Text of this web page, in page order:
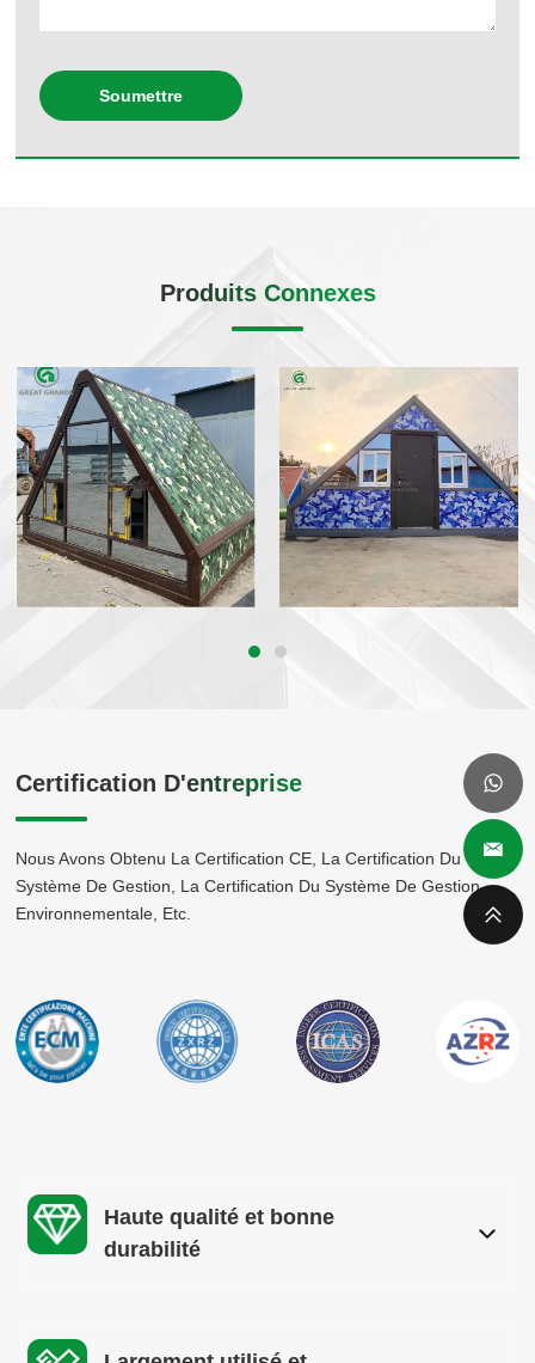
Soumettre
Produits Connexes
Certification D'entreprise
Nous Avons Obtenu La Certification CE, La Certification Du
Système De Gestion, La Certification Du Système De Gestion
Environnementale, Etc.
Haute qualité et bonne
durabilité